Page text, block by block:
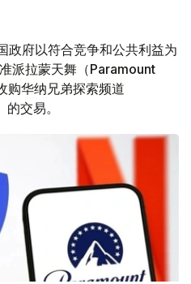
政府以符合竞争和公共利益为
派拉蒙天舞（Paramount
购华纳兄弟探索频道
交易。